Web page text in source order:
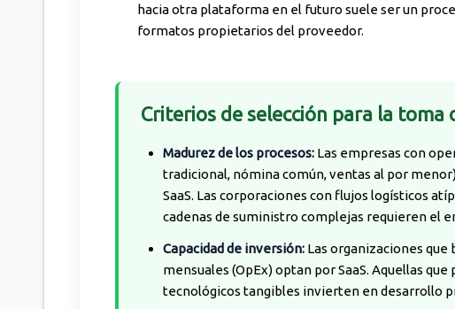
hacia otra plataforma en el futuro suele ser un
formatos propietarios del proveedor.
Criterios de selección para la toma
Madurez de los procesos: Las empresas con
tradicional, nómina común, ventas al por
SaaS. Las corporaciones con flujos logísticos
cadenas de suministro complejas requieren el
Capacidad de inversión: Las organizaciones que
mensuales (OpEx) optan por SaaS. Aquellas
tecnológicos tangibles invierten en desarrollo